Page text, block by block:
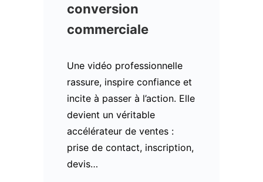
conversion
commerciale
Une vidéo professionnelle
rassure, inspire confiance et
incite à passer à l’action. Elle
devient un véritable
accélérateur de ventes :
prise de contact, inscription,
devis…